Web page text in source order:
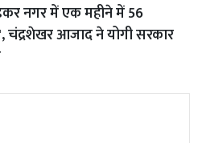
नगर में एक महीने में 56
आजाद ने योगी सरकार